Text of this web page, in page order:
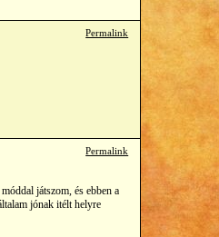
Permalink
Permalink
játszom, és ebben a
jónak itélt helyre